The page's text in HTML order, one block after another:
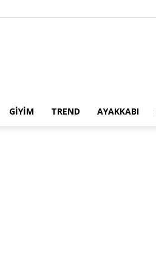
GIYIM TREND AYAKKABI